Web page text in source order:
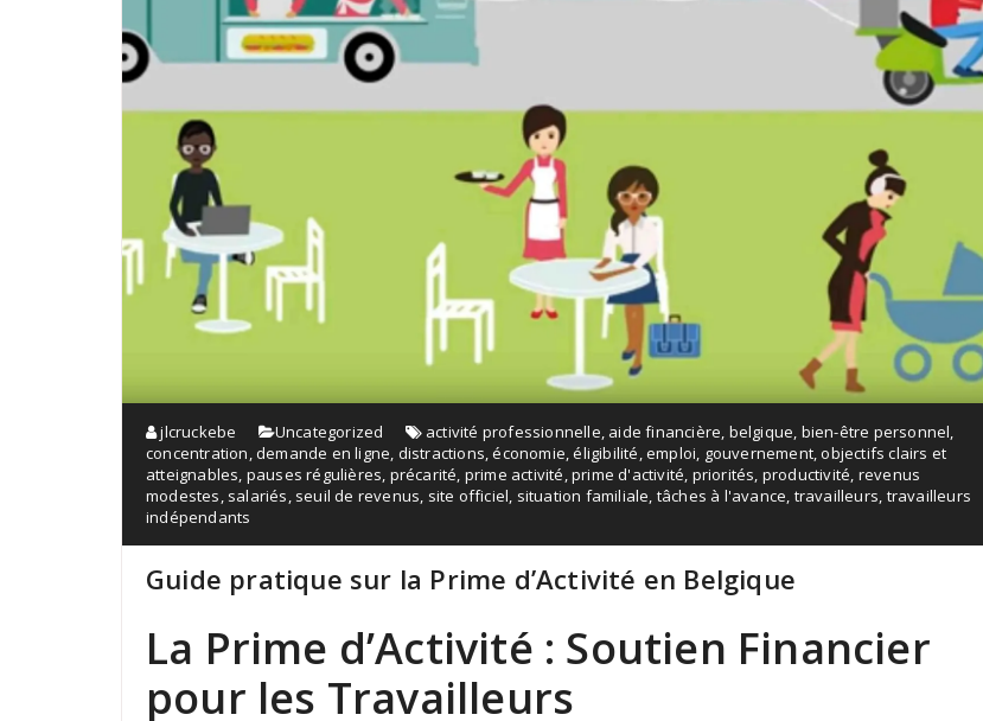
jlcruckebe Uncategorized activité professionnelle aide financière belgique bien-être personnel
concentration ,demande en ligne distractions ,économie ,éligibilité ,emploi gouvernement ,objectifs clairs et
atteignables pauses régulières précarité prime activité ,prime d'activité priorités productivité revenus
modestes salariés seuil de revenus site officiel situation familiale tâches à l'avance travailleurs travailleurs
indépendants
Guide pratique sur la Prime d’Activité en Belgique
La Prime d’Activité : Soutien Financier
pour les Travailleurs